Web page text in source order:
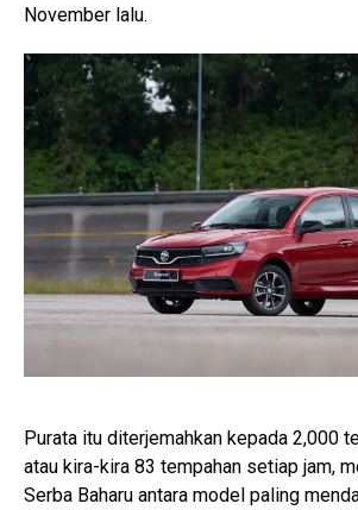
November lalu.
Purata itu diterjemahkan kepada 2,000
atau kira-kira 83 tempahan setiap jam,
Serba Baharu antara model paling